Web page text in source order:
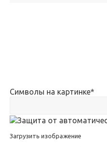
Символы на картинке*
Загрузить изображение